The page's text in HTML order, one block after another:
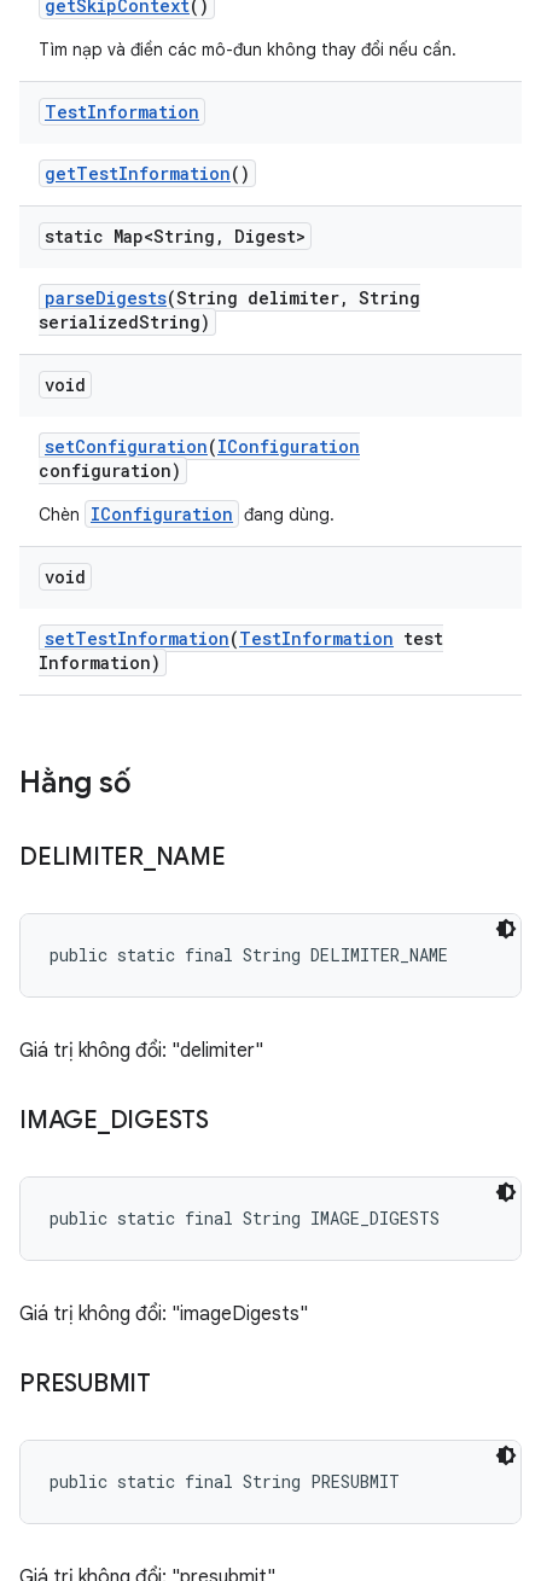
getSkipContext()
Tìm nạp và điền các mô-đun không thay đổi nếu cần.
TestInformation
getTestInformation()
static Map<String , Digest>
parseDigests(String delimiter, String
serializedString)
void
setConfiguration(IConfiguration
configuration)
Chèn IConfiguration đang dùng.
void
setTestInformation(TestInformation test
Information)
Hằng số
DELIMITER_ NAME
public static final String DELIMITER_NAME
Giá trị không đổi: "delimiter"
IMAGE DIGESTS
public static final String IMAGE_DIGESTS
Giá trị không đổi: "imageDigests"
PRESUBMIT
public static final String PRESUBMIT